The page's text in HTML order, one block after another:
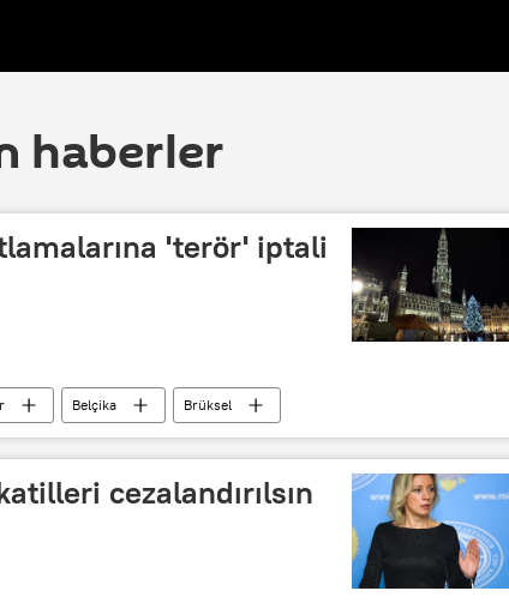
haberler
'terör' iptali
Belçika
Brüksel
cezalandırılsın